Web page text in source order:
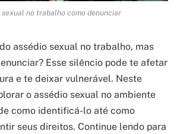
sexual no trabalho como denunciar
assédio sexual no trabalho, mas
Esse silêncio pode te afetar
e te deixar vulnerável. Neste
o assédio sexual no ambiente
como identificá-lo até como
seus direitos. Continue lendo para